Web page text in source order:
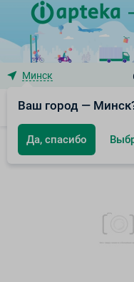
Минск
Ваш город —
Да, спасибо
Бренды